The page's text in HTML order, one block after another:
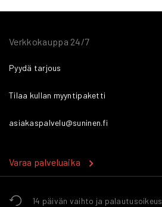
14 päivän vaihto ja palautusoikeus
Verkkokauppa 24/7
Pyydä tarjous
Tilaa kullan myyntipaketti
asiakaspalvelu@suninen.fi
Varaa palveluaika